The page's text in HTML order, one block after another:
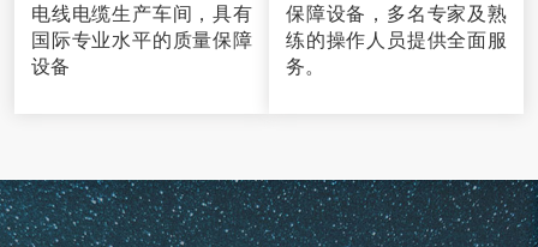
电线电缆生产车间，具有
国际专业水平的质量保障
设备
保障设备，多名专家及熟
练的操作人员提供全面服
务。